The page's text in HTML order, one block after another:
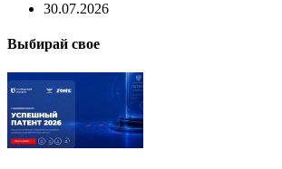
30.07.2026
Выбирай свое